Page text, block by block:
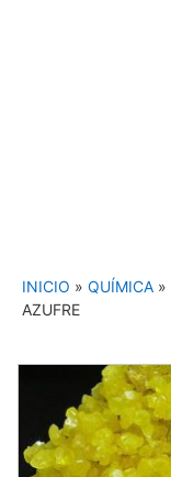
INICIO » QUÍMICA »
AZUFRE